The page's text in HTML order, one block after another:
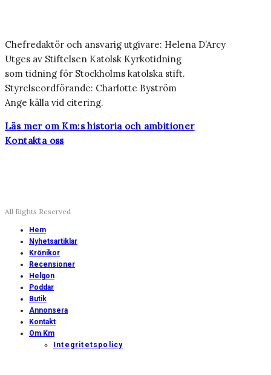
Chefredaktör och ansvarig utgivare: Helena D’Arcy
Utges av Stiftelsen Katolsk Kyrkotidning
som tidning för Stockholms katolska stift.
Styrelseordförande: Charlotte Byström
Ange källa vid citering.
Läs mer om Km:s historia och ambitioner
Kontakta oss
All Rights Reserved
Hem
Nyhetsartiklar
Krönikor
Recensioner
Helgon
Poddar
Butik
Annonsera
Kontakt
Om Km
Integritetspolicy